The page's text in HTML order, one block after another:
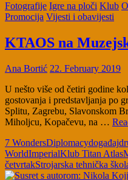
Fotografije Igre na ploči Klub
Promocija Vijesti i obavijesti
KTAOS na
Ana Bortić 22. February 2019
U nešto više od četiri godine
gostovanja i predstavljanja po
Splitu, Zagrebu, Slavonskom
Miholjcu, Kopačevu, na …
7 WondersDiplomacydogađaj
WorldImperialKlub Titan Atlas
četvrtakStrojarska tehnička